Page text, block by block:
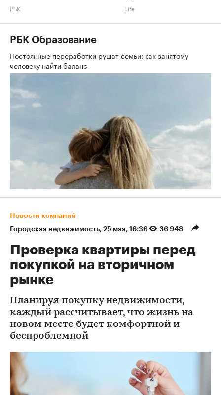
РБК Life
РБК Образование
Постоянные переработки рушат семьи: как занятому
человеку найти баланс
Новости компаний
Городская недвижимость⁠, 25 мая, 16:36 36 948
Проверка квартиры перед
покупкой на вторичном
рынке
Планируя покупку недвижимости,
каждый рассчитывает, что жизнь на
новом месте будет комфортной и
беспроблемной